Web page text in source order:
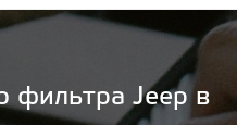
фильтра Jeep в